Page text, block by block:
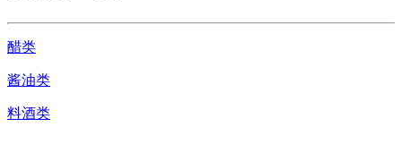
醋类
酱油类
料酒类